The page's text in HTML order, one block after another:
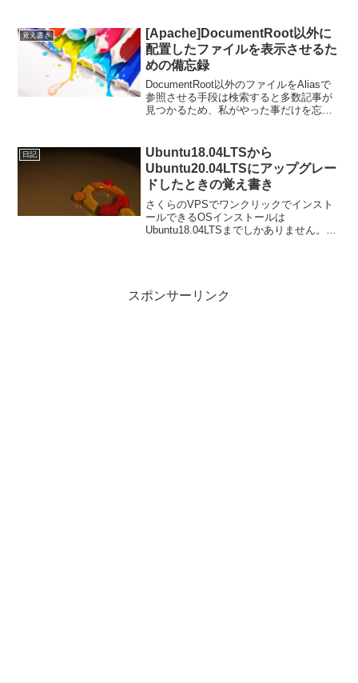
覚え書き
[Apache]DocumentRoot以外に
配置したファイルを表示させるた
めの備忘録
DocumentRoot以外のファイルをAliasで
参照させる手段は検索すると多数記事が
見つかるため、私がやった事だけを忘備
c:\00_job\tool 上記の...
日記
Ubuntu18.04LTSから
Ubuntu20.04LTSにアップグレー
ドしたときの覚え書き
さくらのVPSでワンクリックでインスト
ールできるOSインストールは
Ubuntu18.04LTSまでしかありません。
スポンサーリンク